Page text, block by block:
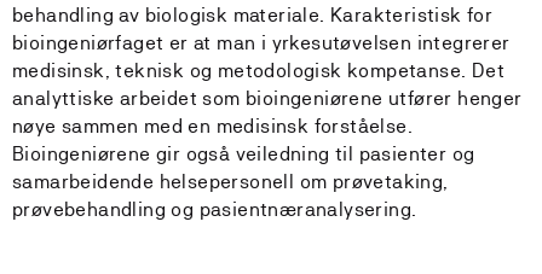
behandling av biologisk materiale. Karakteristisk for
bioingeniørfaget er at man i yrkesutøvelsen integrerer
medisinsk, teknisk og metodologisk kompetanse. Det
analyttiske arbeidet som bioingeniørene utfører henger
nøye sammen med en medisinsk forståelse.
Bioingeniørene gir også veiledning til pasienter og
samarbeidende helsepersonell om prøvetaking,
prøvebehandling og pasientnæranalysering.